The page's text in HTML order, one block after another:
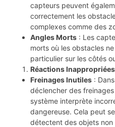
capteurs peuvent
correctement les
complexes comme des
Angles Morts : Les
morts où les obstacles
particulier sur les côtés
Réactions Inappropriées
Freinages Inutiles :
déclencher des freinages
système interprète
dangereuse. Cela peut
détectent des objets